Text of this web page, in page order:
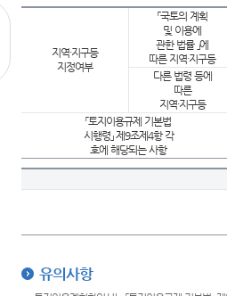
지역·지구등
지정여부
「국토의 계획
및 이용에
관한 법률 」에
따른 지역·지구등
다른 법령 등에
따른
지역·지구등
「토지이용규제 기본법
시행령」 제9조제4항 각
호에 해당되는 사항
유의사항